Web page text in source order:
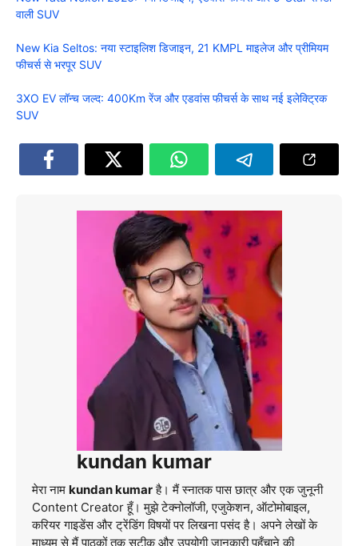
वाली SUV
New Kia Seltos: नया स्टाइलिश डिजाइन, 21 KMPL माइलेज और प्रीमियम
फीचर्स से भरपूर SUV
3XO EV लॉन्च जल्द: 400Km रेंज और एडवांस फीचर्स के साथ नई इलेक्ट्रिक
SUV
kundan kumar
मेरा नाम kundan kumarहै। मैं स्नातक पास छात्र और एक जुनूनी
Content Creator हूँ। मुझे टेक्नोलॉजी, एजुकेशन, ऑटोमोबाइल,
करियर गाइडेंस और ट्रेंडिंग विषयों पर लिखना पसंद है। अपने लेखों के
माध्यम से मैं पाठकों तक सटीक और उपयोगी जानकारी पहुँचाने की